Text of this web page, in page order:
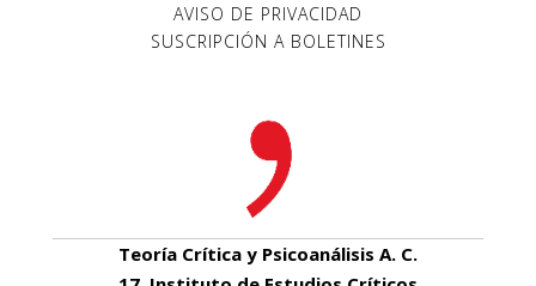
AVISO DE PRIVACIDAD
SUSCRIPCIÓN A BOLETINES
Teoría Crítica y Psicoanálisis A. C.